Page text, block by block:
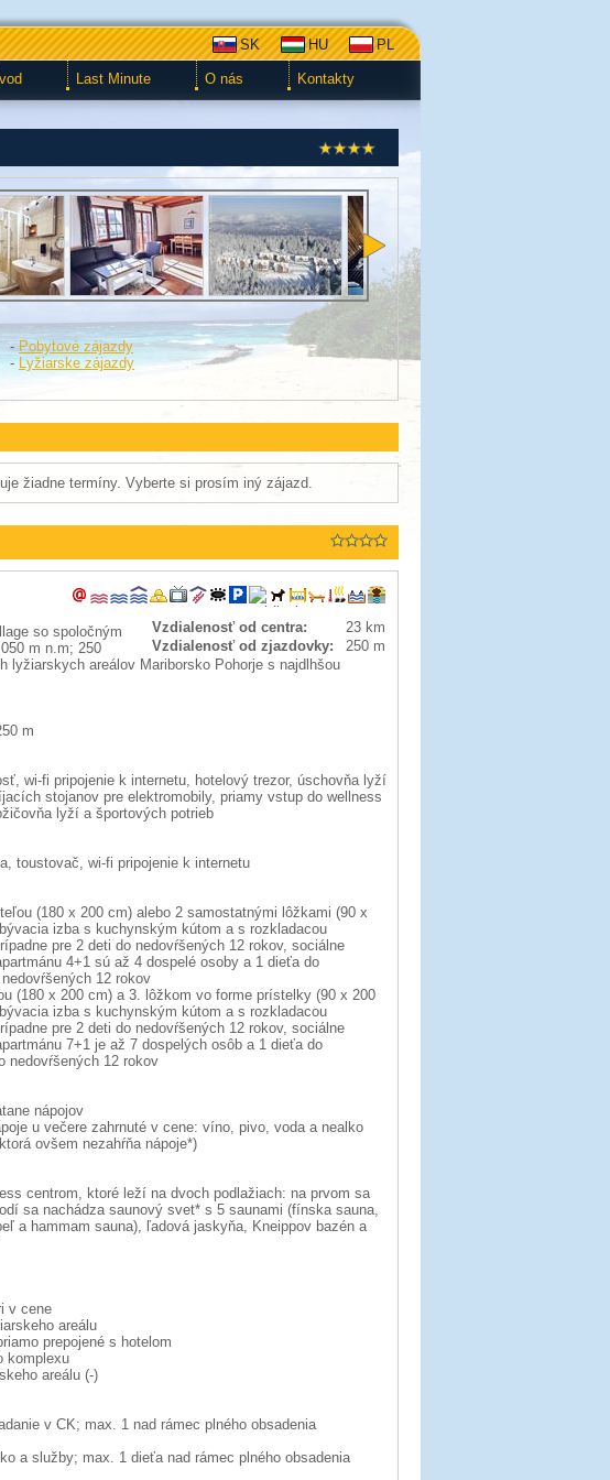
SK HU PL
Last Minute O nás Kontakty
- Pobytové zájazdy
- Lyžiarske zájazdy
žiadne termíny. Vyberte si prosím iný zájazd.
Vzdialenosť od centra:
23 km
Vzdialenosť od zjazdovky:
250 m
so spoločným
m n.m; 250
lyžiarskych areálov Mariborsko Pohorje s najdlhšou
m
wi-fi pripojenie k internetu, hotelový trezor, úschovňa lyží
stojanov pre elektromobily, priamy vstup do wellness
lyží a športových potrieb
toustovač, wi-fi pripojenie k internetu
(180 x 200 cm) alebo 2 samostatnými lôžkami (90 x
izba s kuchynským kútom a s rozkladacou
pre 2 deti do nedovŕšených 12 rokov, sociálne
4+1 sú až 4 dospelé osoby a 1 dieťa do
12 rokov
(180 x 200 cm) a 3. lôžkom vo forme prístelky (90 x 200
izba s kuchynským kútom a s rozkladacou
pre 2 deti do nedovŕšených 12 rokov, sociálne
7+1 je až 7 dospelých osôb a 1 dieťa do
nedovŕšených 12 rokov
nápojov
u večere zahrnuté v cene: víno, pivo, voda a nealko
ovšem nezahŕňa nápoje*)
centrom, ktoré leží na dvoch podlažiach: na prvom sa
sa nachádza saunový svet* s 5 saunami (fínska sauna,
a hammam sauna), ľadová jaskyňa, Kneippov bazén a
v cene
areálu
prepojené s hotelom
komplexu
areálu (-)
v CK; max. 1 nad rámec plného obsadenia
a služby; max. 1 dieťa nad rámec plného obsadenia